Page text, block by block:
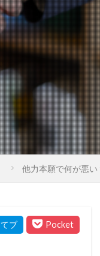
他力本願で何が悪